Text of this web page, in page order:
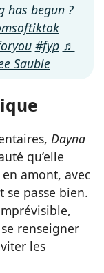
has begun ?
#fyp ♬
Sauble
Dayna
qu’elle
amont, avec
passe bien.
renseigner
les